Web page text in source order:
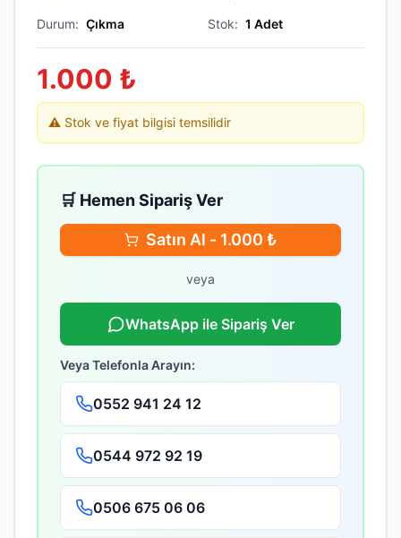
Durum: Çıkma Stok: 1 Adet
1.000 ₺
⚠️ Stok ve fiyat bilgisi temsilidir
🛒 Hemen Sipariş Ver
Satın Al - 1.000 ₺
veya
WhatsApp ile Sipariş Ver
Veya Telefonla Arayın:
0552 941 24 12
0544 972 92 19
0506 675 06 06